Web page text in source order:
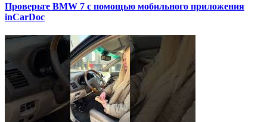
Проверьте BMW 7 с помощью мобильного приложения
inCarDoc